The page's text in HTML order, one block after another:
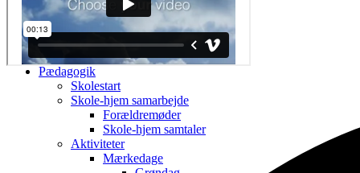
Skolemælk
Sundhedspleje
Vigtigt info om D-vitamin
Skolesocialrådgiver
Pædagogik
Skolestart
Skole-hjem samarbejde
Forældremøder
Skole-hjem samtaler
Aktiviteter
Mærkedage